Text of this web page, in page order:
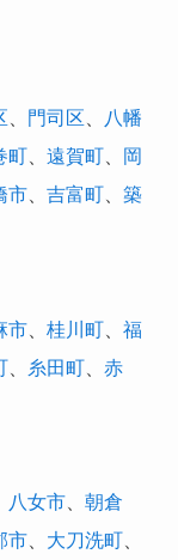
門司区
八幡
町、 遠賀町、
岡
市、 吉富町、 築
市、 桂川町、 福
、 糸田町、 赤
八女市、 朝倉
市、 大刀洗町、